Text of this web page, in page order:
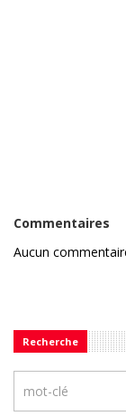
Commentaires
Aucun
Recherche